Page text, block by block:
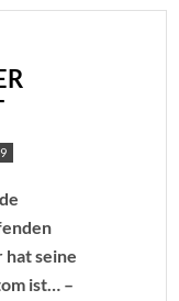
hat seine
ist… –